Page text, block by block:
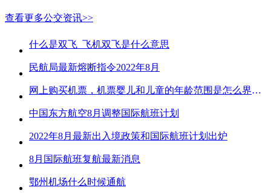
查看更多公交资讯>>
什么是双飞_飞机双飞是什么意思
民航局最新熔断指令2022年8月
网上购买机票，机票婴儿和儿童的年龄范围是怎么界定的？
中国东方航空8月调整国际航班计划
2022年8月最新出入境政策和国际航班计划出炉
8月国际航班复航最新消息
鄂州机场什么时候通航